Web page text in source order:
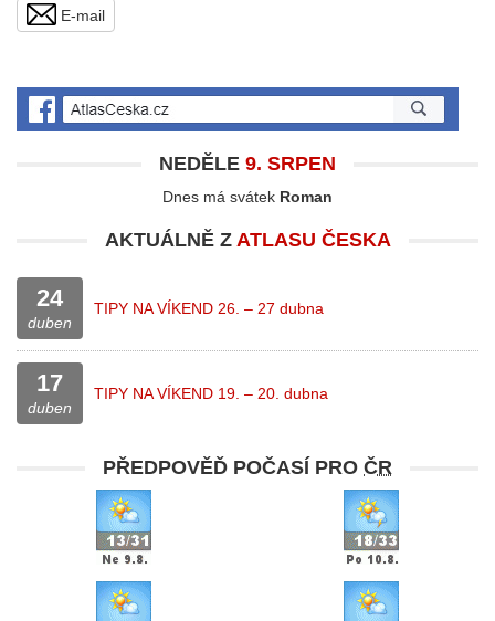
E-mail
NEDĚLE 9. SRPEN
Dnes má svátek Roman
AKTUÁLNĚ Z ATLASU ČESKA
24
duben
TIPY NA VÍKEND 26. – 27 dubna
17
duben
TIPY NA VÍKEND 19. – 20. dubna
PŘEDPOVĚĎ POČASÍ PRO ČR